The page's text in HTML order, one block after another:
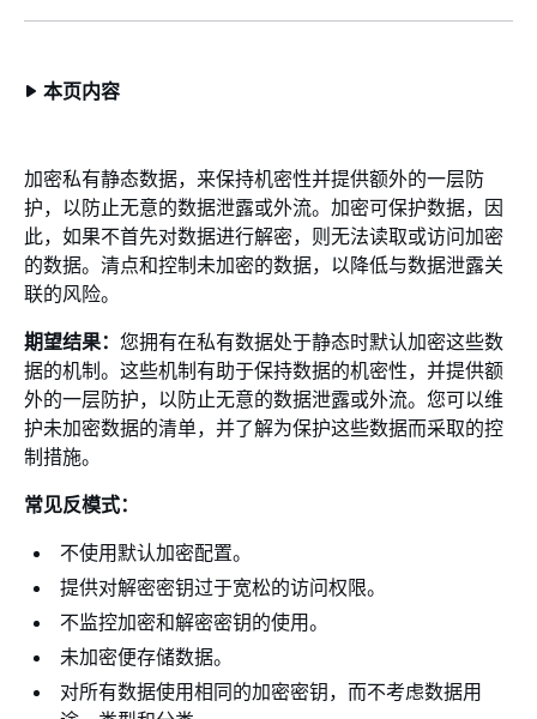
本页内容
加密私有静态数据，来保持机密性并提供额外的一层防
护，以防止无意的数据泄露或外流。加密可保护数据，因
此，如果不首先对数据进行解密，则无法读取或访问加密
的数据。清点和控制未加密的数据，以降低与数据泄露关
联的风险。
期望结果： 您拥有在私有数据处于静态时默认加密这些数
据的机制。这些机制有助于保持数据的机密性，并提供额
外的一层防护，以防止无意的数据泄露或外流。您可以维
护未加密数据的清单，并了解为保护这些数据而采取的控
制措施。
常见反模式：
不使用默认加密配置。
提供对解密密钥过于宽松的访问权限。
不监控加密和解密密钥的使用。
未加密便存储数据。
对所有数据使用相同的加密密钥，而不考虑数据用